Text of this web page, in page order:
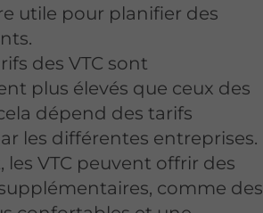
utile pour planifier des
des VTC sont
plus élevés que ceux des
dépend des tarifs
les différentes entreprises.
les VTC peuvent offrir des
comme des